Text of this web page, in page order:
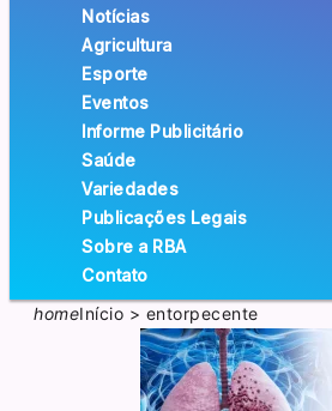
Notícias
Agricultura
Esporte
Eventos
Informe Publicitário
Saúde
Variedades
Publicações Legais
Sobre a RBA
Contato
homeInício > entorpecente